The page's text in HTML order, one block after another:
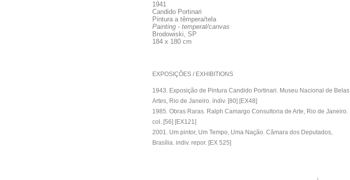
1941
​Candido Portinari
Pintura a têmpera/tela
Painting - temperal/canvas
Brodowiski, SP
184 x 180 cm
EXPOSIÇÕES / EXHIBITIONS
1943. Exposição de Pintura Candido Portinari. Museu Nacional de Belas
Artes, Rio de Janeiro. índiv. [80] [EX48]
1985. Obras Raras. Ralph Camargo Consultoria de Arte, Rio de Janeiro.
col. [56] [EX121]
2001. Um pintor, Um Tempo, Uma Nação. Câmara dos Deputados,
Brasília. indiv. repor. [EX 525]